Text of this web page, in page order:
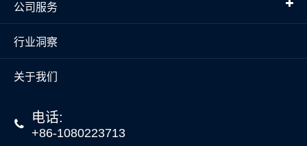
公司服务
行业洞察
关于我们
 电话:
+86-1080223713